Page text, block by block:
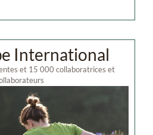
International
et 15 000 collaboratrices et